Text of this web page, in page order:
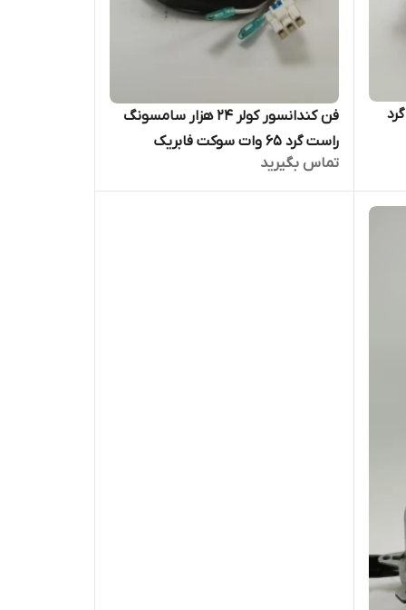
فن کندانسور کولر ۲۴ هزار سامسونگ
راست گرد 65 وات سوکت فابریک
تماس بگیرید